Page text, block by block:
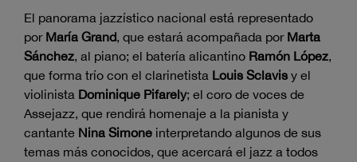
El panorama jazzístico nacional está representado
por María Grand, que estará acompañada por Marta
Sánchez, al piano; el batería alicantino Ramón López,
que forma trío con el clarinetista Louis Sclavis y el
violinista Dominique Pifarely; el coro de voces de
Assejazz, que rendirá homenaje a la pianista y
cantante Nina Simone interpretando algunos de sus
temas más conocidos, que acercará el jazz a todos